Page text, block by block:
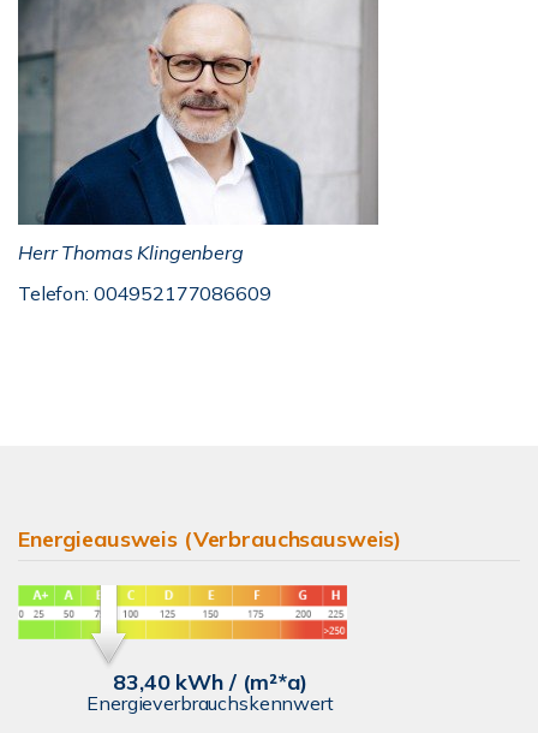
Herr Thomas Klingenberg
Telefon: 004952177086609
Energieausweis (Verbrauchsausweis)
83,40 kWh / (m²*a)
Energieverbrauchskennwert